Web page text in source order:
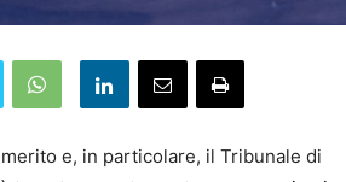
e, in particolare, il Tribunale di